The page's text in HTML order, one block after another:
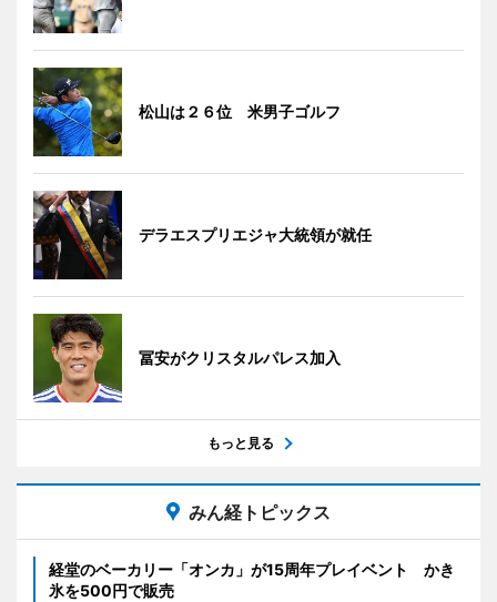
松山は２６位 米男子ゴルフ
デラエスプリエジャ大統領が就任
冨安がクリスタルパレス加入
もっと見る
みん経トピックス
経堂のベーカリー「オンカ」が15周年プレイベント かき
氷を500円で販売